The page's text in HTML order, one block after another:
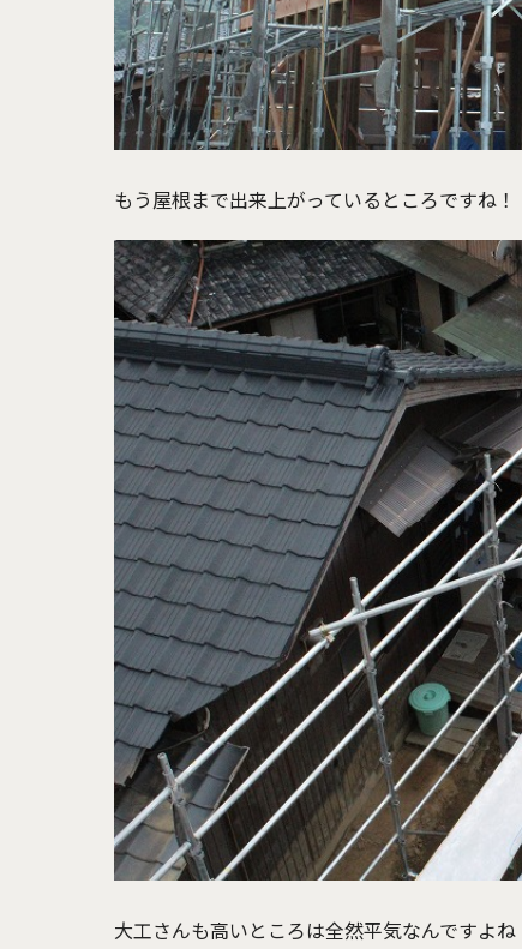
もう屋根まで出来上がっているところですね！
大工さんも高いところは全然平気なんですよね